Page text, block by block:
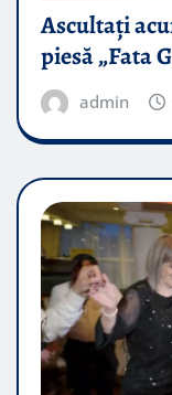
Ascultați
piesă „Fata
admin